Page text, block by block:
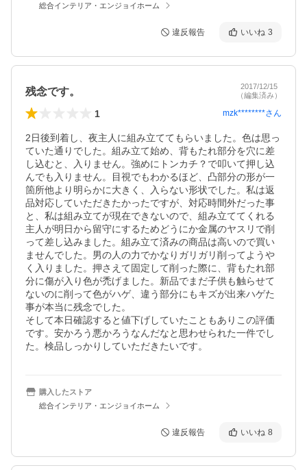
総合インテリア・エンジョイホーム
違反報告 いいね 3
残念です。
2017/12/15
（編集済み）
1 mzk********さん
2日後到着し、夜主人に組み立ててもらいました。色は思っ
ていた通りでした。組み立て始め、背もたれ部分を穴に差
し込むと、入りません。強めにトンカチ？で叩いて押し込
んでも入りません。目視でもわかるほど、凸部分の形が一
箇所他より明らかに大きく、入らない形状でした。私は返
品対応していただきたかったですが、対応時間外だった事
と、私は組み立てが現在できないので、組み立ててくれる
主人が明日から留守にするためどうにか金属のヤスリで削
って差し込みました。組み立て済みの商品は高いので買い
ませんでした。男の人の力でかなりガリガリ削ってようや
く入りました。押さえて固定して削った際に、背もたれ部
分に傷が入り色が禿げました。新品でまだ子供も触らせて
ないのに削って色がハゲ、違う部分にもキズが出来ハゲた
事が本当に残念でした。
そして本日確認すると値下げしていたこともありこの評価
です。安かろう悪かろうなんだなと思わせられた一件でし
た。検品しっかりしていただきたいです。
購入したストア
総合インテリア・エンジョイホーム
違反報告 いいね 8